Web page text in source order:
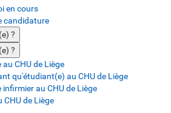
en cours
candidature
?
?
CHU de Liège
qu'étudiant(e) au CHU de Liège
infirmier au CHU de Liège
CHU de Liège